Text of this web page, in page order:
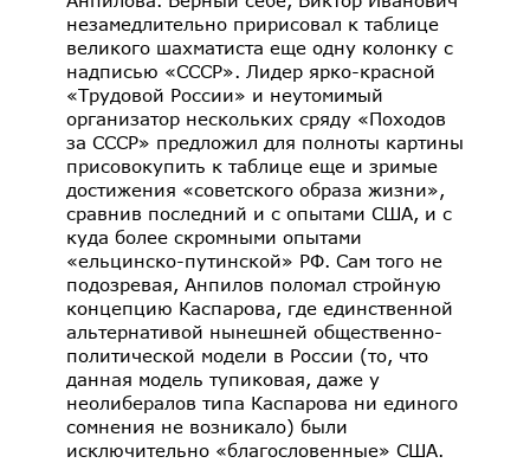
незамедлительно пририсовал к таблице
великого шахматиста еще одну колонку с
надписью «СССР». Лидер ярко-красной
«Трудовой России» и неутомимый
организатор нескольких сряду «Походов
за СССР» предложил для полноты картины
присовокупить к таблице еще и зримые
достижения «советского образа жизни»,
сравнив последний и с опытами США, и с
куда более скромными опытами
«ельцинско-путинской» РФ. Сам того не
подозревая, Анпилов поломал стройную
концепцию Каспарова, где единственной
альтернативой нынешней общественно-
политической модели в России (то, что
данная модель тупиковая, даже у
неолибералов типа Каспарова ни единого
сомнения не возникало) были
исключительно «благословенные» США.